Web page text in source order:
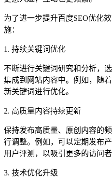
为了进一步提升百度SEO优化
施：
1. 持续关键词优化
不断进行关键词研究和分析，
集成到网站内容中。例如，随
新关键词进行优化。
2. 高质量内容持续更新
保持发布高质量、原创内容的
行调整。例如，可以定期发布
用户评测，以吸引更多的访问者
3. 技术优化升级